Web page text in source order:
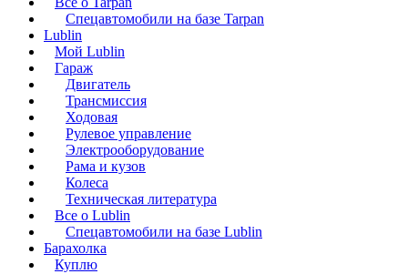
Спецавтомобили на базе Tarpan
Lublin
Мой Lublin
Гараж
Двигатель
Трансмиссия
Ходовая
Рулевое управление
Электрооборудование
Рама и кузов
Колеса
Техническая литература
Все о Lublin
Спецавтомобили на базе Lublin
Барахолка
Куплю